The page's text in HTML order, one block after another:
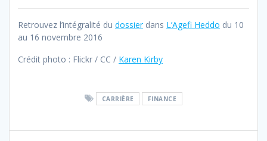
Retrouvez l’intégralité du dossierdans L’Agefi Heddo du 10
au 16 novembre 2016
Crédit photo : Flickr / CC / Karen Kirby
CARRIÈRE FINANCE